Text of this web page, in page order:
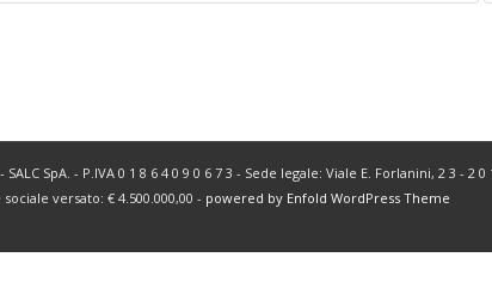
SpA. - P.IVA 0 1 8 6 4 0 9 0 6 7 3 - Sede legale: Viale E. Forlanini, 2 3 -
versato: € 4.500.000,00 - powered by Enfold WordPress Theme